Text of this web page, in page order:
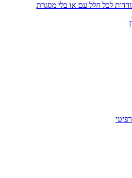
לכל חלל עם או בלי מסגרת